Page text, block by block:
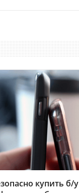
купить б/у